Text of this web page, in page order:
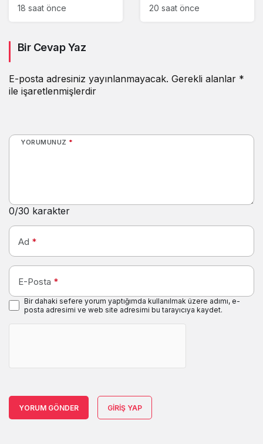
kayıp ve buluntu
çıkaracak
18 saat önce
Moskova’ya taşıdı
20 saat önce
Bir Cevap Yaz
E-posta adresiniz yayınlanmayacak. Gerekli alanlar *
ile işaretlenmişlerdir
YORUMUNUZ *
0/30 karakter
Ad *
E-Posta *
Bir dahaki sefere yorum yaptığımda kullanılmak üzere adımı, e-
posta adresimi ve web site adresimi bu tarayıcıya kaydet.
YORUM GÖNDER GIRIŞ YAP